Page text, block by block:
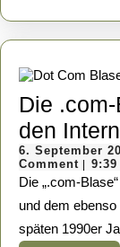
Die
den
6. September
Comment
9:39
Die „.com-Blase“ ist ein Begriff, der mit dem rasanten Aufstieg
und dem
späten 1990er